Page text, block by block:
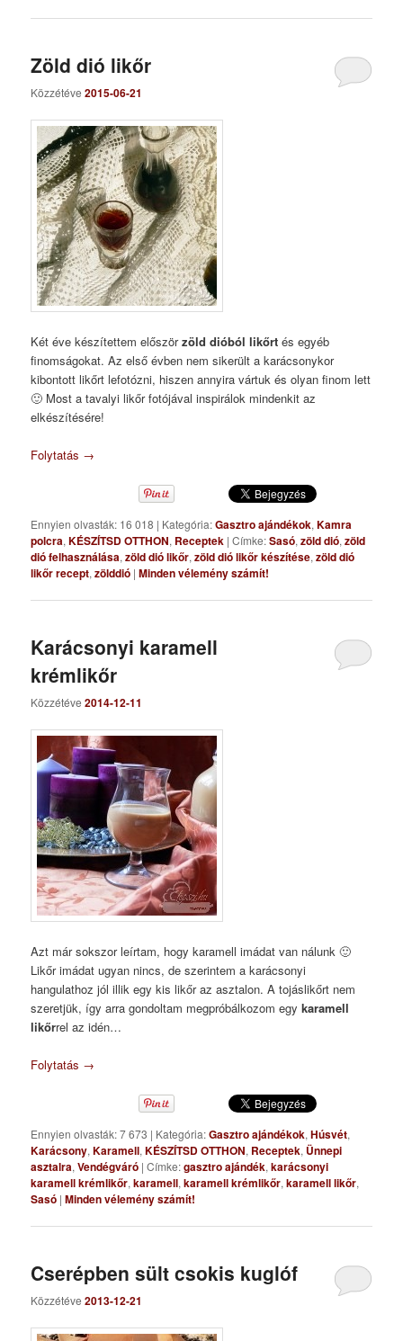
Zöld dió likőr
Közzétéve2015-06-21
Két éve készítettem előszörzöld dióból likőrt és egyéb
finomságokat. Az első évben nem sikerült a karácsonykor
kibontott likőrt lefotózni, hiszen annyira vártuk és olyan finom lett
🙂 Most a tavalyi likőr fotójával inspirálok mindenkit az
elkészítésére!
Folytatás →
Ennyien olvasták: 16 018 | Kategória:Gasztro ajándékok,Kamra
polcra,KÉSZÍTSD OTTHON, Receptek |Címke:Sasó,zöld dió,zöld
dió felhasználása,zöld dió likőr,zöld dió likőr készítése,zöld dió
likőr recept,zölddió |Minden vélemény számít!
Karácsonyi karamell
krémlikőr
Közzétéve2014-12-11
Azt már sokszor leírtam, hogy karamell imádat van nálunk 🙂
Likőr imádat ugyan nincs, de szerintem a karácsonyi
hangulathoz jól illik egy kis likőr az asztalon. A tojáslikőrt nem
szeretjük, így arra gondoltam megpróbálkozom egykaramell
likőrrel az idén…
Folytatás →
Ennyien olvasták: 7 673 | Kategória:Gasztro ajándékok,Húsvét,
Karácsony,Karamell,KÉSZÍTSD OTTHON, Receptek, Ünnepi
asztalra,Vendégváró |Címke:gasztro ajándék,karácsonyi
karamell krémlikőr,karamell,karamell krémlikőr,karamell likőr,
Sasó |Minden vélemény számít!
Cserépben sült csokis kuglóf
Közzétéve2013-12-21